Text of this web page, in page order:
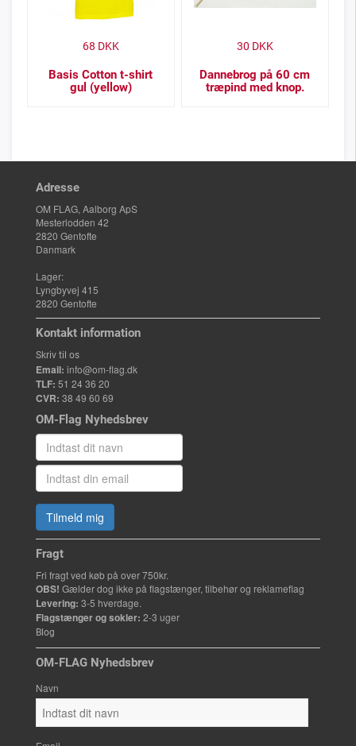
Basis Cotton t-shirt
gul (yellow)
68 DKK
Dannebrog på 60 cm
træpind med knop.
30 DKK
Adresse
OM FLAG, Aalborg ApS
Mesterlodden 42
2820 Gentofte
Danmark
Lager:
Lyngbyvej 415
2820 Gentofte
Kontakt information
Skriv til os
Email: info@om-flag.dk
TLF: 51 24 36 20
CVR: 38 49 60 69
OM-Flag Nyhedsbrev
Tilmeld mig
Fragt
Fri fragt ved køb på over 750kr.
OBS! Gælder dog ikke på flagstænger, tilbehør og reklameflag
Levering: 3-5 hverdage.
Flagstænger og sokler: 2-3 uger
Blog
OM-FLAG Nyhedsbrev
Navn